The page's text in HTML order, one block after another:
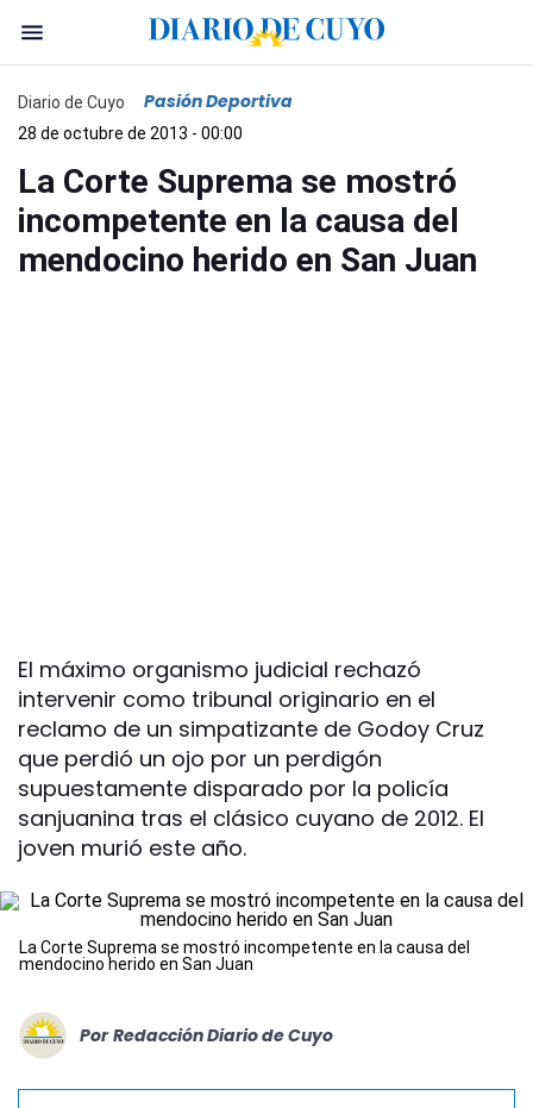
Diario de Cuyo Pasión Deportiva
28 de octubre de 2013 - 00:00
La Corte Suprema se mostró
incompetente en la causa del
mendocino herido en San Juan
El máximo organismo judicial rechazó
intervenir como tribunal originario en el
reclamo de un simpatizante de Godoy Cruz
que perdió un ojo por un perdigón
supuestamente disparado por la policía
sanjuanina tras el clásico cuyano de 2012. El
joven murió este año.
La Corte Suprema se mostró incompetente en la causa del
mendocino herido en San Juan
Por Redacción Diario de Cuyo